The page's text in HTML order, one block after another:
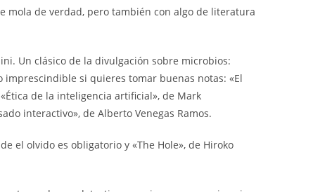
mola de verdad, pero también con algo de literatura
Un clásico de la divulgación sobre microbios:
imprescindible si quieres tomar buenas notas: «El
de la inteligencia artificial», de Mark
interactivo», de Alberto Venegas Ramos.
el olvido es obligatorio y «The Hole», de Hiroko